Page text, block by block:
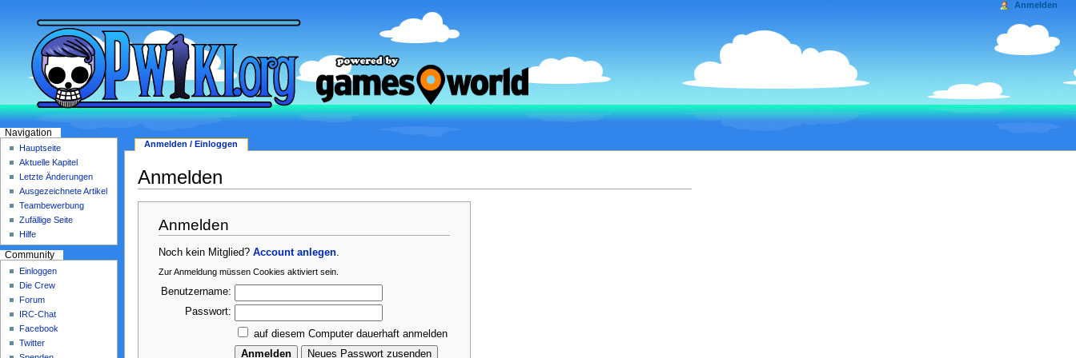
Anmelden
Anmelden
Noch kein Mitglied?Account anlegen
Zur Anmeldung müssen Cookies aktiviert sein.
Benutzername:
Passwort:
auf diesem Computer dauerhaft anmelden
Anmelden / Einloggen
Anmelden
Navigation
Hauptseite
Aktuelle Kapitel
Letzte Änderungen
Ausgezeichnete Artikel
Teambewerbung
Zufällige Seite
Hilfe
Community
Einloggen
Die Crew
Forum
IRC-Chat
Facebook
Twitter